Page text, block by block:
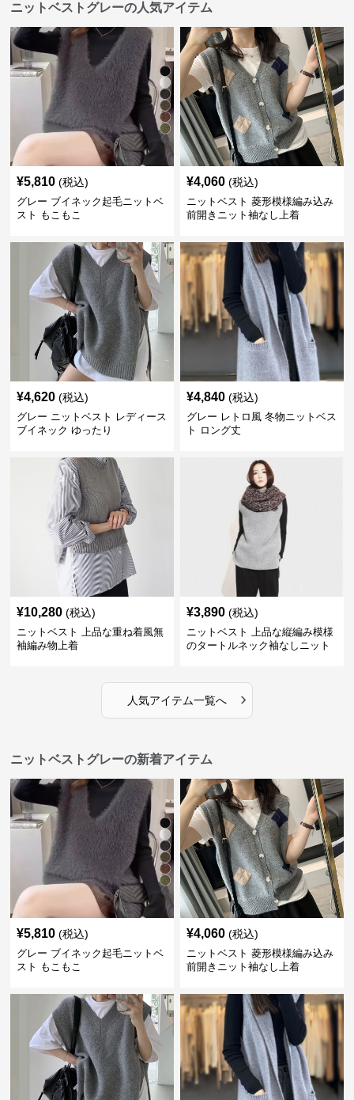
ニットベストグレーの人気アイテム
¥5,810 (税込)
グレー ブイネック起毛ニットベ
スト もこもこ
¥4,060 (税込)
ニットベスト 菱形模様編み込み
前開きニット袖なし上着
¥4,620 (税込)
グレー ニットベスト レディース
ブイネック ゆったり
¥4,840 (税込)
グレー レトロ風 冬物ニットベス
ト ロング丈
¥10,280 (税込)
ニットベスト 上品な重ね着風無
袖編み物上着
¥3,890 (税込)
ニットベスト 上品な縦編み模様
のタートルネック袖なしニット
人気アイテム一覧へ ›
ニットベストグレーの新着アイテム
¥5,810 (税込)
グレー ブイネック起毛ニットベ
スト もこもこ
¥4,060 (税込)
ニットベスト 菱形模様編み込み
前開きニット袖なし上着